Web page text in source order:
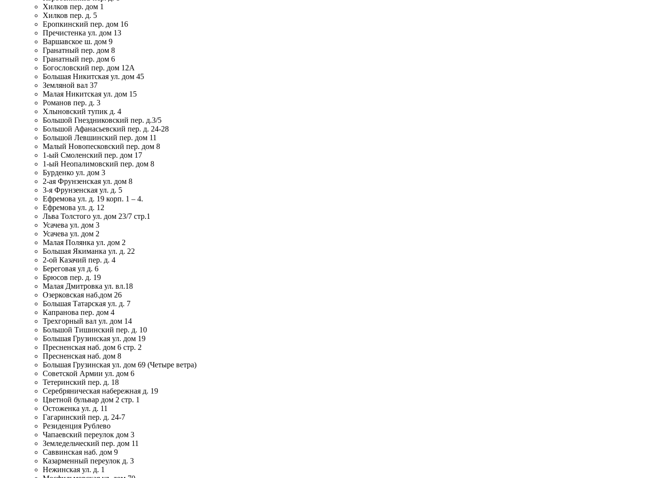
Хилков пер. дом 1
Хилков пер. д. 5
Еропкинский пер. дом 16
Пречистенка ул. дом 13
Варшавское ш. дом 9
Гранатный пер. дом 8
Гранатный пер. дом 6
Богословский пер. дом 12А
Большая Никитская ул. дом 45
Земляной вал 37
Малая Никитская ул. дом 15
Романов пер. д. 3
Хлыновский тупик д. 4
Большой Гнездниковский пер. д.3/5
Большой Афанасьевский пер. д. 24-28
Большой Левшинский пер. дом 11
Малый Новопесковский пер. дом 8
1-ый Смоленский пер. дом 17
1-ый Неопалимовский пер. дом 8
Бурденко ул. дом 3
2-ая Фрунзенская ул. дом 8
3-я Фрунзенская ул. д. 5
Ефремова ул. д. 19 корп. 1 – 4.
Ефремова ул. д. 12
Льва Толстого ул. дом 23/7 стр.1
Усачева ул. дом 3
Усачева ул. дом 2
Малая Полянка ул. дом 2
Большая Якиманка ул. д. 22
2-ой Казачий пер. д. 4
Береговая ул д. 6
Брюсов пер. д. 19
Малая Дмитровка ул. вл.18
Озерковская наб.дом 26
Большая Татарская ул. д. 7
Капранова пер. дом 4
Трехгорный вал ул. дом 14
Большой Тишинский пер. д. 10
Большая Грузинская ул. дом 19
Пресненская наб. дом 6 стр. 2
Пресненская наб. дом 8
Большая Грузинская ул. дом 69 (Четыре ветра)
Советской Армии ул. дом 6
Тетеринский пер. д. 18
Серебряническая набережная д. 19
Цветной бульвар дом 2 стр. 1
Остоженка ул. д. 11
Гагаринский пер. д. 24-7
Резиденция Рублево
Чапаевский переулок дом 3
Земледельческий пер. дом 11
Саввинская наб. дом 9
Казарменный переулок д. 3
Нежинская ул. д. 1